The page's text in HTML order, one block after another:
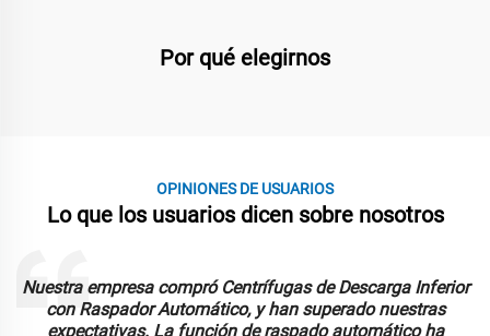
Por qué elegirnos
OPINIONES DE USUARIOS
Lo que los usuarios dicen sobre nosotros
Nuestra empresa compró Centrífugas de Descarga Inferior
con Raspador Automático, y han superado nuestras
expectativas. La función de raspado automático ha